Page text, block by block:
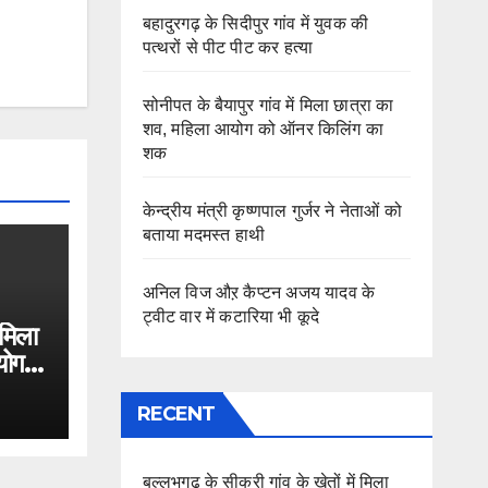
बहादुरगढ़ के सिदीपुर गांव में युवक की
पत्थरों से पीट पीट कर हत्या
सोनीपत के बैयापुर गांव में मिला छात्रा का
शव, महिला आयोग को ऑनर किलिंग का
शक
केन्द्रीय मंत्री कृष्णपाल गुर्जर ने नेताओं को
बताया मदमस्त हाथी
अनिल विज औऱ कैप्टन अजय यादव के
ट्वीट वार में कटारिया भी कूदे
RECENT
बल्लभगढ़ के सीकरी गांव के खेतों में मिला